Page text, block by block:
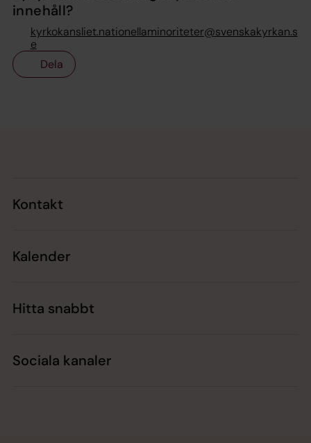
innehåll?
kyrkokansliet.nationellaminoriteter@svenskakyrkan.s
e
Dela
Kontakt
Kalender
Hitta snabbt
Sociala kanaler